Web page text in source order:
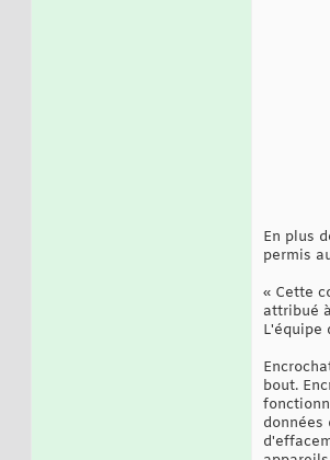
En plus
permis
« Cette
attribué
L'équipe
bout.